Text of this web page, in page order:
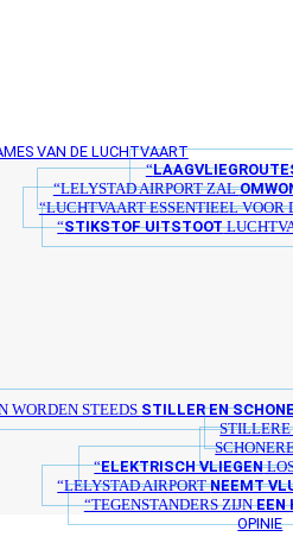
VAN DE LUCHTVAART
“
“LELYSTAD AIRPORT ZAL
“LUCHTVAART ESSENTIEEL VOOR
“STIKSTOF UITSTOOT
WORDEN STEEDS STILLER EN
“ELEKTRISCH VLIEGEN
“LELYSTAD AIRPORTNEEMT
“TEGENSTANDERS ZIJNEEN
OPINIE